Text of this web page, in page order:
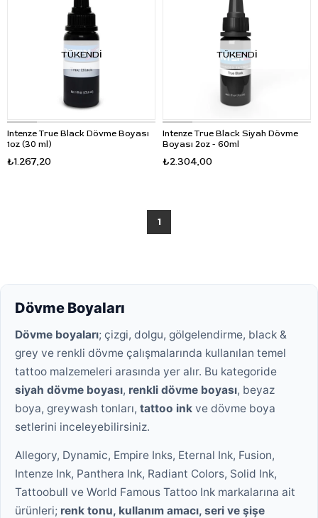
TÜKENDI
Intenze True Black Dövme Boyası
1oz (30 ml)
₺1.267,20
TÜKENDI
Intenze True Black Siyah Dövme
Boyası 2oz - 60ml
₺2.304,00
1
Dövme Boyaları
Dövme boyaları; çizgi, dolgu, gölgelendirme, black &
grey ve renkli dövme çalışmalarında kullanılan temel
tattoo malzemeleri arasında yer alır. Bu kategoride
siyah dövme boyası, renkli dövme boyası, beyaz
boya, greywash tonları, tattoo ink ve dövme boya
setlerini inceleyebilirsiniz.
Allegory, Dynamic, Empire Inks, Eternal Ink, Fusion,
Intenze Ink, Panthera Ink, Radiant Colors, Solid Ink,
Tattoobull ve World Famous Tattoo Ink markalarına ait
ürünleri; renk tonu, kullanım amacı, seri ve şişe